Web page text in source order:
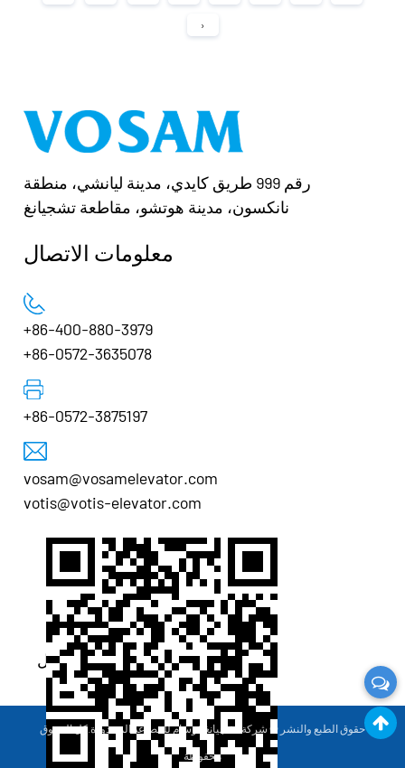
›
رقم 999 طريق كايدي، مدينة ليانشي، منطقة
نانكسون، مدينة هوتشو، مقاطعة تشجيانغ
معلومات الاتصال
+86-400-880-3979
+86-0572-3635078
+86-0572-3875197
vosam@vosamelevator.com
votis@votis-elevator.com
رمز الاستجابة السريعة للجوال
حقوق الطبع والنشر © شركة تشجيانغ فوسام للمصاعد المحدودة .كل الحقوق
محفوظة